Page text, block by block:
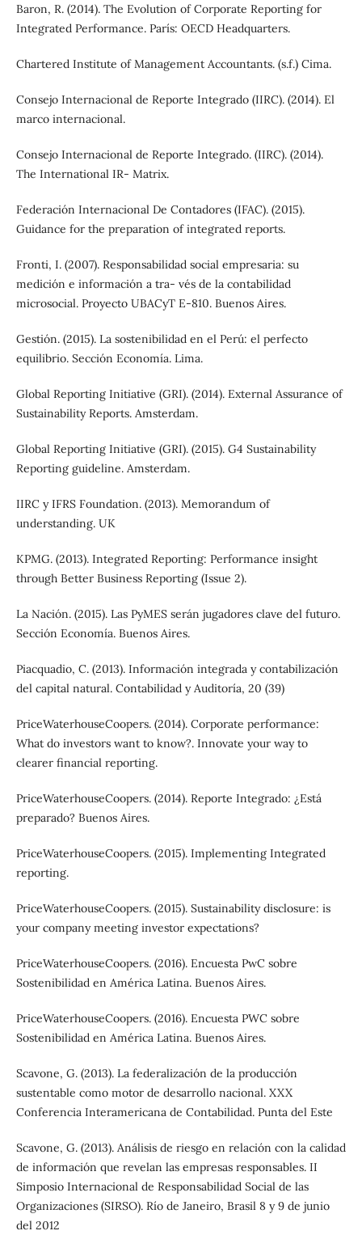
Baron, R. (2014). The Evolution of Corporate Reporting for
Integrated Performance. París: OECD Headquarters.
Chartered Institute of Management Accountants. (s.f.) Cima.
Consejo Internacional de Reporte Integrado (IIRC). (2014). El
marco internacional.
Consejo Internacional de Reporte Integrado. (IIRC). (2014).
The International IR- Matrix.
Federación Internacional De Contadores (IFAC). (2015).
Guidance for the preparation of integrated reports.
Fronti, I. (2007). Responsabilidad social empresaria: su
medición e información a tra- vés de la contabilidad
microsocial. Proyecto UBACyT E-810. Buenos Aires.
Gestión. (2015). La sostenibilidad en el Perú: el perfecto
equilibrio. Sección Economía. Lima.
Global Reporting Initiative (GRI). (2014). External Assurance of
Sustainability Reports. Amsterdam.
Global Reporting Initiative (GRI). (2015). G4 Sustainability
Reporting guideline. Amsterdam.
IIRC y IFRS Foundation. (2013). Memorandum of
understanding. UK
KPMG. (2013). Integrated Reporting: Performance insight
through Better Business Reporting (Issue 2).
La Nación. (2015). Las PyMES serán jugadores clave del futuro.
Sección Economía. Buenos Aires.
Piacquadio, C. (2013). Información integrada y contabilización
del capital natural. Contabilidad y Auditoría, 20 (39)
PriceWaterhouseCoopers. (2014). Corporate performance:
What do investors want to know?. Innovate your way to
clearer financial reporting.
PriceWaterhouseCoopers. (2014). Reporte Integrado: ¿Está
preparado? Buenos Aires.
PriceWaterhouseCoopers. (2015). Implementing Integrated
reporting.
PriceWaterhouseCoopers. (2015). Sustainability disclosure: is
your company meeting investor expectations?
PriceWaterhouseCoopers. (2016). Encuesta PwC sobre
Sostenibilidad en América Latina. Buenos Aires.
PriceWaterhouseCoopers. (2016). Encuesta PWC sobre
Sostenibilidad en América Latina. Buenos Aires.
Scavone, G. (2013). La federalización de la producción
sustentable como motor de desarrollo nacional. XXX
Conferencia Interamericana de Contabilidad. Punta del Este
Scavone, G. (2013). Análisis de riesgo en relación con la calidad
de información que revelan las empresas responsables. II
Simposio Internacional de Responsabilidad Social de las
Organizaciones (SIRSO). Río de Janeiro, Brasil 8 y 9 de junio
del 2012